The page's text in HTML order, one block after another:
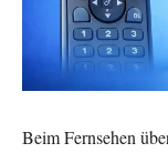
Beim Fernsehen